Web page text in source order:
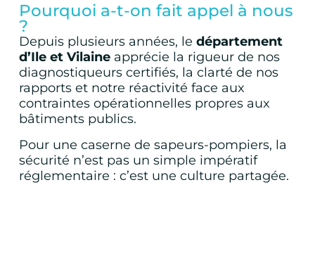
Pourquoi a-t-on fait appel à nous
?
Depuis plusieurs années, le département
d’Ile et Vilaineapprécie la rigueur de nos
diagnostiqueurs certifiés, la clarté de nos
rapports et notre réactivité face aux
contraintes opérationnelles propres aux
bâtiments publics.
Pour une caserne de sapeurs-pompiers, la
sécurité n’est pas un simple impératif
réglementaire : c’est une culture partagée.